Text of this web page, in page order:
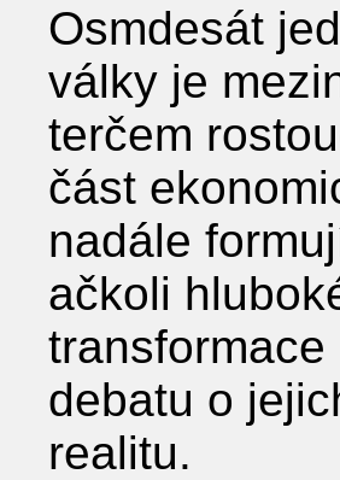
Osmdesát
války je
terčem
část
nadále
ačkoli
debatu o
realitu.